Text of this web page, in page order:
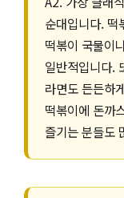
순대입니다. 떡
떡볶이 국물이
일반적입니다.
라면도 든든하
떡볶이에 돈까
즐기는 분들도